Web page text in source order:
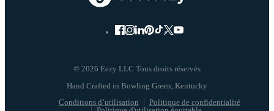
© 2026 Eezy LLC Tous droits réservés
Conditions d’utilisation
Politique de confidentialité